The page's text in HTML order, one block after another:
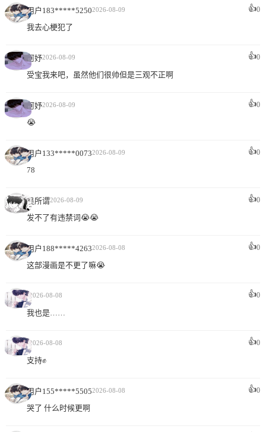
用户183*****52502026-08-09 👍0
我去心梗犯了
阿妤2026-08-09 👍0
受宝我来吧，虽然他们很帅但是三观不正啊
阿妤2026-08-09 👍0
😭
用户133*****00732026-08-09 👍0
78
吴所谓2026-08-09 👍0
发不了有违禁词😭😭
用户188*****42632026-08-08 👍0
这部漫画是不更了嘛😭
-2026-08-08 👍0
我也是……
-2026-08-08 👍0
支持✊
用户155*****55052026-08-08 👍0
哭了 什么时候更啊